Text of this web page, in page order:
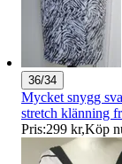
36/34
Mycket snygg
stretch klänning
Pris:299 kr,Köp